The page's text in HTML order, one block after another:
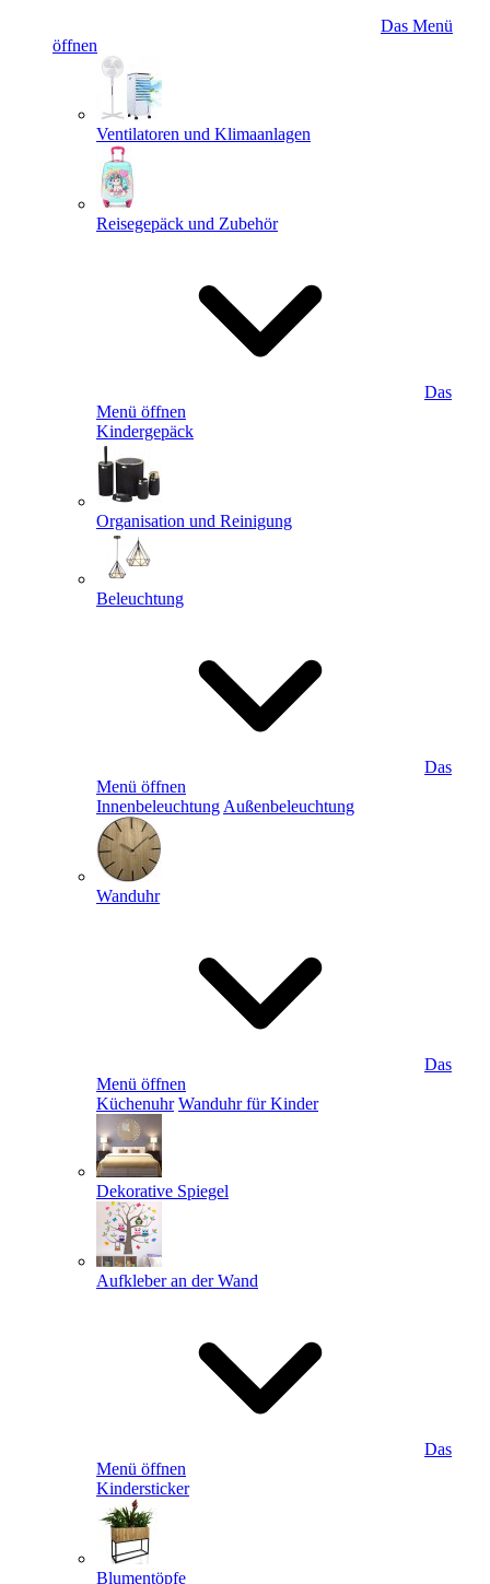
Das Menü
öffnen
Ventilatoren und Klimaanlagen
Reisegepäck und Zubehör
Das
Menü öffnen
Kindergepäck
Organisation und Reinigung
Beleuchtung
Das
Menü öffnen
Innenbeleuchtung Außenbeleuchtung
Wanduhr
Das
Menü öffnen
Küchenuhr Wanduhr für Kinder
Dekorative Spiegel
Aufkleber an der Wand
Das
Menü öffnen
Kindersticker
Blumentöpfe